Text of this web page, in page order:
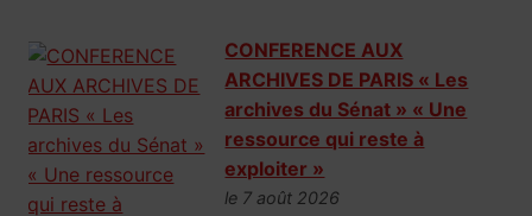
CONFERENCE AUX
ARCHIVES DE PARIS « Les
archives du Sénat » « Une
ressource qui reste à
exploiter »
le 7 août 2026